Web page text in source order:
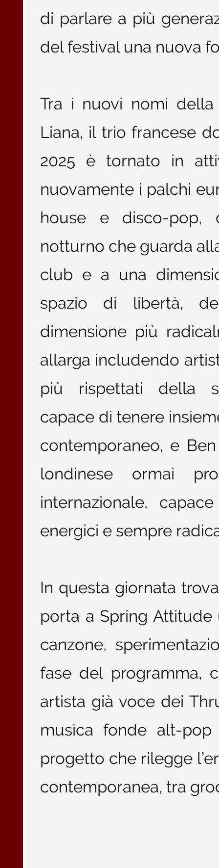
di parlare a più
del festival una nuova
Tra i nuovi nomi della
Liana, il trio francese
2025 è tornato in
nuovamente i palchi
house e disco-pop,
notturno che guarda
club e a una
spazio di libertà,
dimensione più
allarga includendo
più rispettati della
capace di tenere
contemporaneo, e
londinese ormai
internazionale,
energici e sempre
In questa giornata
porta a Spring
canzone,
fase del programma,
artista già voce dei
musica fonde alt-
progetto che rilegge
contemporanea, tra